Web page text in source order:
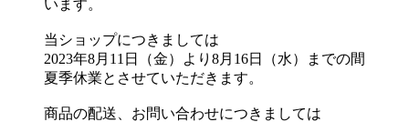
います。
当ショップにつきましては
2023年8月11日（金）より8月16日（水）までの間
夏季休業とさせていただきます。
商品の配送、お問い合わせにつきましては